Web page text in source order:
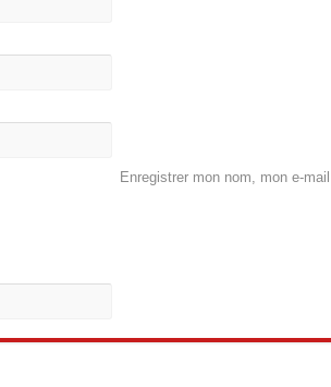
Enregistrer mon nom, mon e-